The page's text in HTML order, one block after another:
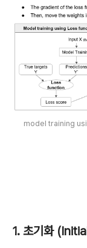
model training
1. 초기화